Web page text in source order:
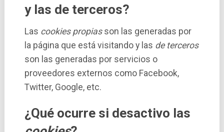
y las de terceros?
Las cookies propiasson las generadas por
la página que está visitando y las de terceros
son las generadas por servicios o
proveedores externos como Facebook,
Twitter, Google, etc.
¿Qué ocurre si desactivo las